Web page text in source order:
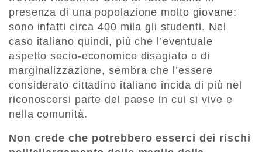
presenza di una popolazione molto giovane:
sono infatti circa 400 mila gli studenti. Nel
caso italiano quindi, più che l’eventuale
aspetto socio-economico disagiato o di
marginalizzazione, sembra che l’essere
considerato cittadino italiano incida di più nel
riconoscersi parte del paese in cui si vive e
nella comunità.
Non crede che potrebbero esserci dei rischi